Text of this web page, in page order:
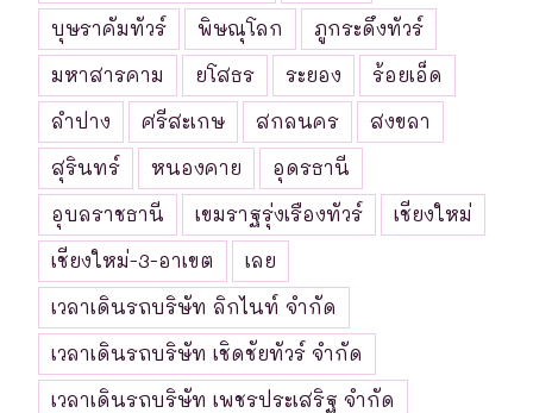
บุษราคัมทัวร์
พิษณุโลก
ภูกระดึงทัวร์
มหาสารคาม
ยโสธร ระยอง
ร้อยเอ็ด
ลำปาง
ศรีสะเกษ สกลนคร
สงขลา
สุรินทร์
หนองคาย
อุดรธานี
อุบลราชธานี
เขมราฐรุ่งเรืองทัวร์
เชียงใหม่
เชียงใหม่-3-อาเขต
เลย
เวลาเดินรถบริษัท ลิกไนท์ จำกัด
เวลาเดินรถบริษัท เชิดชัยทัวร์ จำกัด
เวลาเดินรถบริษัท เพชรประเสริฐ จำกัด